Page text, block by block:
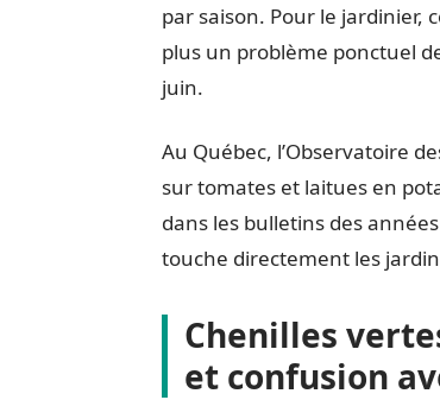
par saison. Pour le jardinier,
plus un problème ponctuel
juin.
Au Québec, l’Observatoire
sur tomates et laitues en
dans les bulletins des
touche directement les
Chenilles
et confusion